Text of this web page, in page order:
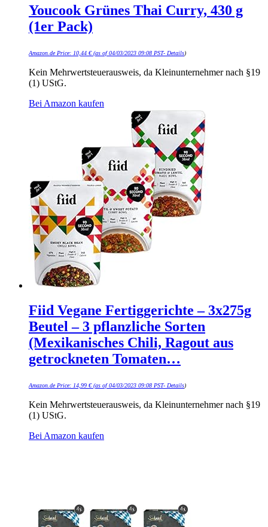
Youcook Grünes Thai Curry, 430 g
(1er Pack)
Amazon.de Price: 10,44 €(as of 04/03/2023 09:08 PST- Details)
Kein Mehrwertsteuerausweis, da Kleinunternehmer nach §19
(1) UStG.
Bei Amazon kaufen
Fiid Vegane Fertiggerichte – 3x275g
Beutel – 3 pflanzliche Sorten
(Mexikanisches Chili, Ragout aus
getrockneten Tomaten…
Amazon.de Price: 14,99 €(as of 04/03/2023 09:08 PST- Details)
Kein Mehrwertsteuerausweis, da Kleinunternehmer nach §19
(1) UStG.
Bei Amazon kaufen